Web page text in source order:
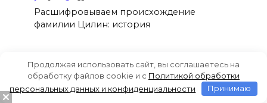
Расшифровываем происхождение
фамилии Цилин: история
ФАМИЛИИ НА БУКВУ Ц
Продолжая использовать сайт, вы соглашаетесь на
обработку файлов cookie и c Политикой обработки
персональных данных и конфиденциальности
Принимаю